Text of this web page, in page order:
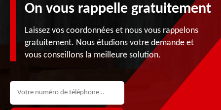
On vous rappelle gratuitement
Laissez vos coordonnées et nous vous rappelons
gratuitement. Nous étudions votre demande et
vous conseillons la meilleure solution.